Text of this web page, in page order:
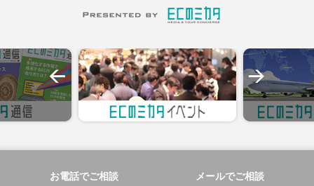
お電話でご相談 メールでご相談